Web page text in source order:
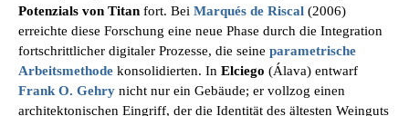
Potenzials von Titan fort. Bei Marqués de Riscal (2006)
erreichte diese Forschung eine neue Phase durch die Integration
fortschrittlicher digitaler Prozesse, die seine parametrische
Arbeitsmethode konsolidierten. In Elciego (Álava) entwarf
Frank O. Gehry nicht nur ein Gebäude; er vollzog einen
architektonischen Eingriff, der die Identität des ältesten Weinguts